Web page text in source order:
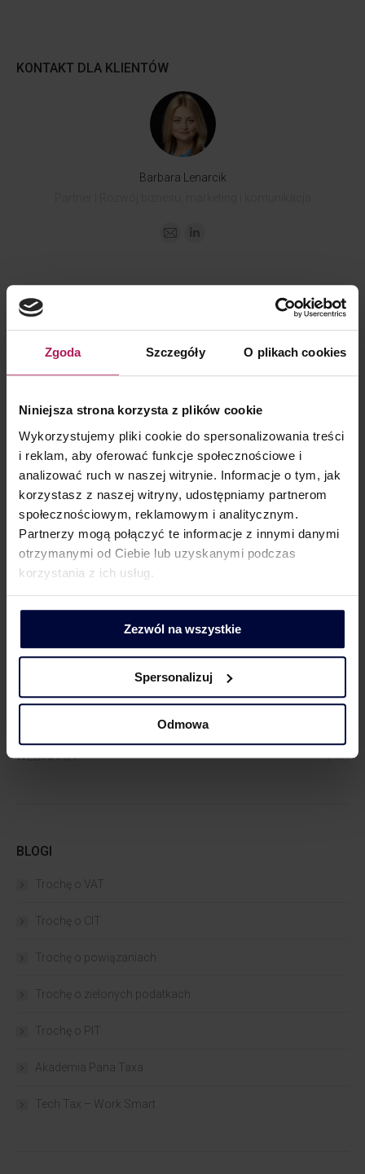
Zgoda Szczegóły O plikach cookies
Niniejsza strona korzysta z plików cookie
Wykorzystujemy pliki cookie do spersonalizowania treści
i reklam, aby oferować funkcje społecznościowe i
analizować ruch w naszej witrynie. Informacje o tym, jak
korzystasz z naszej witryny, udostępniamy partnerom
społecznościowym, reklamowym i analitycznym.
Partnerzy mogą połączyć te informacje z innymi danymi
otrzymanymi od Ciebie lub uzyskanymi podczas
korzystania z ich usług.
Zezwól na wszystkie
Spersonalizuj
Odmowa
KONTAKT DLA KLIENTÓW
Barbara Lenarcik
KONTAKT DLA MEDIÓW
Dorota Chruściel-Dziekańska
Lider Obszaru Komunikacji
+48 500 127 570
WIĘCEJ WIEDZY
NASI EKSPERCI W MEDIACH
(1290)
WEBINARIA
(40)
BLOGI
Trochę o VAT
Trochę o CIT
Trochę o powiązaniach​
Trochę o zielonych podatkach
Trochę o PIT
Akademia Pana Taxa
Tech Tax – Work Smart